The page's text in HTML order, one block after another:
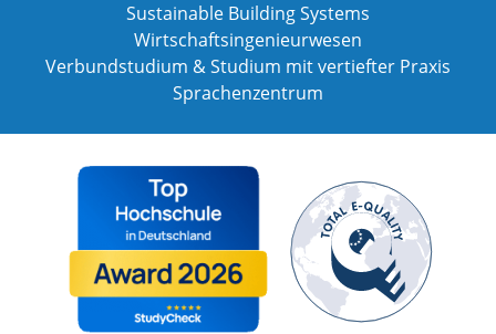
Sustainable Building Systems
Wirtschaftsingenieurwesen
Verbundstudium & Studium mit vertiefter Praxis
Sprachenzentrum